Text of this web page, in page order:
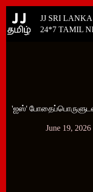
content
JJ SRI
24*7 TAMIL
'ஐஸ்'
June 19, 2026